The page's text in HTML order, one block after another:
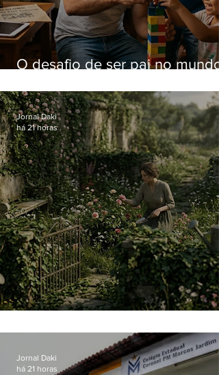
O desafio de ser pai no mundo
Jornal Daki
há 21 horas
Jornal Daki
há 21 horas